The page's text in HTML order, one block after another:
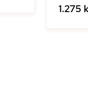
1.275